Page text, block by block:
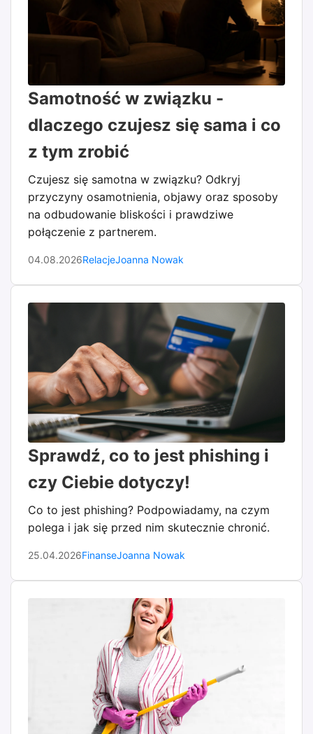
Samotność w związku -
dlaczego czujesz się sama i co
z tym zrobić
Czujesz się samotna w związku? Odkryj
przyczyny osamotnienia, objawy oraz sposoby
na odbudowanie bliskości i prawdziwe
połączenie z partnerem.
04.08.2026RelacjeJoanna Nowak
Sprawdź, co to jest phishing i
czy Ciebie dotyczy!
Co to jest phishing? Podpowiadamy, na czym
polega i jak się przed nim skutecznie chronić.
25.04.2026FinanseJoanna Nowak